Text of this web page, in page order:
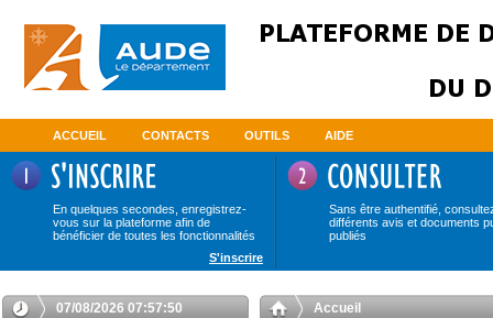
ACCUEIL CONTACTS OUTILS AIDE
En quelques secondes, enregistrez-
vous sur la plateforme afin de
bénéficier de toutes les fonctionnalités
Sans être authentifié,
différents avis et documents
publiés
S'inscrire
07/08/2026 07:57:50 Accueil